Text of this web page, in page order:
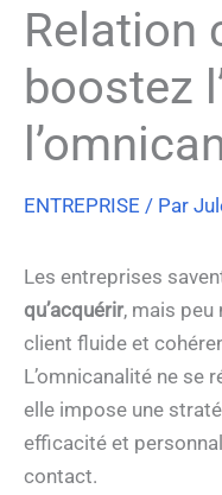
Relation
boostez
ENTREPRISE / Par
Les entreprises
qu’acquérir, mais peu
client fluide et
L’omnicanalité ne se
elle impose une
efficacité et
contact.